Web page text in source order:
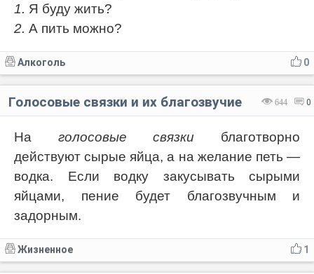
1. Я буду жить?
2. А пить можно?
0
Алкоголь
644 0
Голосовые связки и их благозвучие
На голосовые связки благотворно
действуют сырые яйца, а на желание петь —
водка. Если водку закусывать сырыми
яйцами, пение будет благозвучным и
задорным.
1
Жизненное